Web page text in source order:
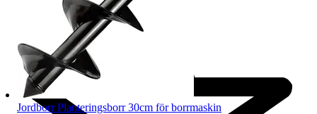
Jordborr Planteringsborr 30cm för borrmaskin